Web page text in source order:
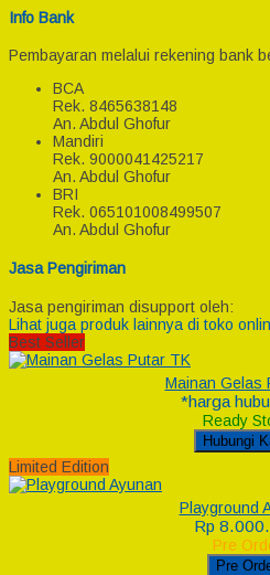
Info Bank
Pembayaran melalui rekening bank
BCA
Rek. 8465638148
An. Abdul Ghofur
Mandiri
Rek. 9000041425217
An. Abdul Ghofur
BRI
Rek. 065101008499507
An. Abdul Ghofur
Jasa Pengiriman
Jasa pengiriman disupport oleh:
Lihat juga produk lainnya di toko
Best Seller
Mainan Gelas
*harga
Ready
Hubungi
Limited Edition
Playground
Rp
Pre
Pre